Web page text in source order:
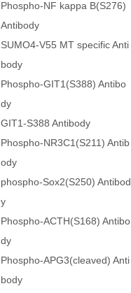
Phospho-NF kappa B(S276)
Antibody
SUMO4-V55 MT specific Anti
body
Phospho-GIT1(S388) Antibo
dy
GIT1-S388 Antibody
Phospho-NR3C1(S211) Antib
ody
phospho-Sox2(S250) Antibod
y
Phospho-ACTH(S168) Antibo
dy
Phospho-APG3(cleaved) Anti
body